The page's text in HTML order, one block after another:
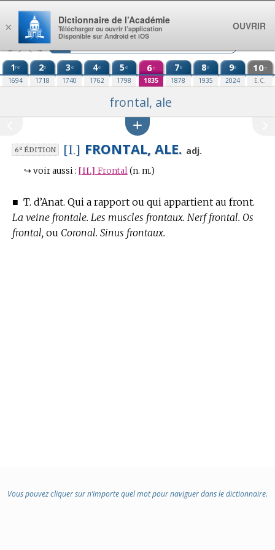
Aller au contenu
1re
1694
2e
1718
3e
1740
4e
1762
5e
1798
6e
1835
7e
1878
8e
1935
9e
2024
10e
E.C.
frontal, ale
6eÉDITION [I.] FRONTAL, ALE. adj.
↪ voir aussi : [II.] Frontal (n. m.)
■ T. d’Anat. Qui a rapport ou qui appartient au front.
La veine frontale. Les muscles frontaux. Nerf frontal. Os
frontal, ou Coronal. Sinus frontaux.
Vous pouvez cliquer sur n’importe quel mot pour naviguer dans le dictionnaire.
×
Dictionnaire de l’Académie
Télécharger ou ouvrir l’application
Disponible sur Android et iOS
OUVRIR